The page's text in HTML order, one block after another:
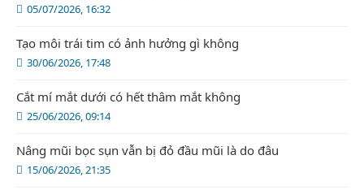
05/07/2026, 16:32
30/06/2026, 17:48
Tạo môi trái tim có ảnh hưởng gì không
25/06/2026, 09:14
Cắt mí mắt dưới có hết thâm mắt không
15/06/2026, 21:35
Nâng mũi bọc sụn vẫn bị đỏ đầu mũi là do đâu